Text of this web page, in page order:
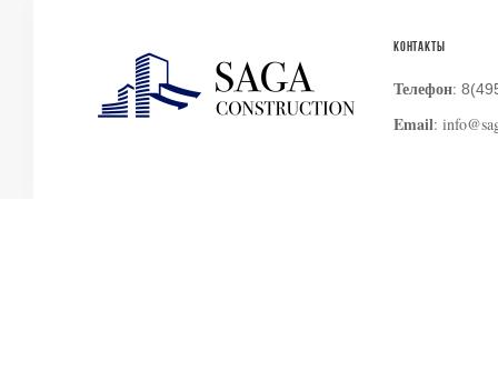
КОНТАКТЫ
Телефон:
Email: